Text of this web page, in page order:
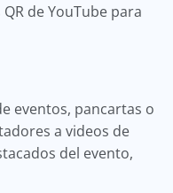
de YouTube para
eventos, pancartas o
a videos de
del evento,